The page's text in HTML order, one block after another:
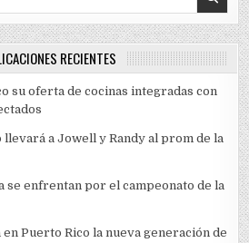
RECIENTES
su oferta de cocinas integradas con
a Jowell y Randy al prom de la
se enfrentan por el campeonato de la
en Puerto Rico la nueva generación de